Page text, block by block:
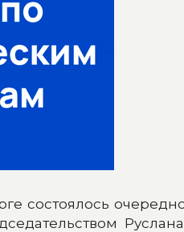
состоялось
Руслана